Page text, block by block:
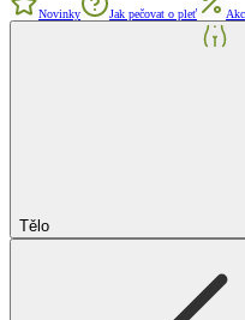
Novinky Jak pečovat o pleť
Tělo